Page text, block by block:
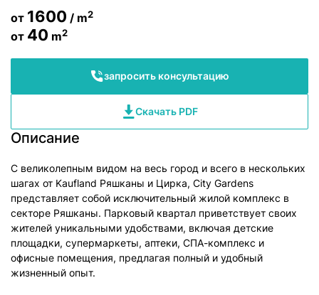
Описание
С великолепным видом на весь город и всего в нескольких
шагах от Kaufland Ряшканы и Цирка, City Gardens
представляет собой исключительный жилой комплекс в
секторе Ряшканы. Парковый квартал приветствует своих
жителей уникальными удобствами, включая детские
площадки, супермаркеты, аптеки, СПА-комплекс и
офисные помещения, предлагая полный и удобный
жизненный опыт.
от 1600 / m2
от 40 m2
запросить консультацию
Скачать PDF